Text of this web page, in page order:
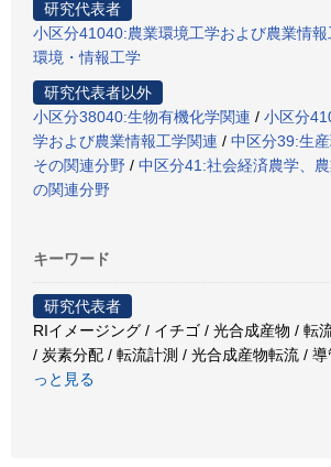
研究代表者
小区分41040:農業環境工学および農業情報
環境・情報工学
研究代表者以外
小区分38040:生物有機化学関連 / 小区分
学および農業情報工学関連 / 中区分39:生
その関連分野 / 中区分41:社会経済農学、
の関連分野
キーワード
研究代表者
RIイメージング / イチゴ / 光合成産物 / 転
/ 炭素分配 / 転流計測 / 光合成産物転流 / 導
っと見る